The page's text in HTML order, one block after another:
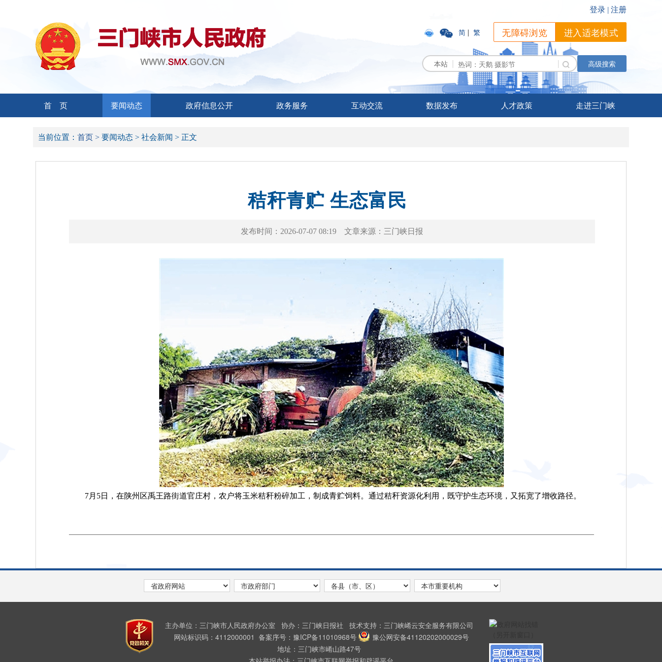
简 | 繁 无障碍浏览 进入适老模式
本站 高级搜索
首 页 要闻动态 政府信息公开 政务服务 互动交流 数据发布 人才政策 走进三门峡
当前位置： 首页 > 要闻动态 > 社会新闻 > 正文
秸秆青贮 生态富民
发布时间： 2026-07-07 08:19 文章来源： 三门峡日报
7月5日，在陕州区禹王路街道官庄村，农户将玉米秸秆粉碎加工，制成青贮饲料。通过秸秆资源化利用，既守护生态环境，又拓宽了增收路径。
主办单位：三门峡市人民政府办公室 协办：三门峡日报社
技术支持：三门峡崤云安全服务有限公司
网站标识码：4112000001 备案序号：豫ICP备11010968号
豫公网安备41120202000029号
地址：三门峡市崤山路47号